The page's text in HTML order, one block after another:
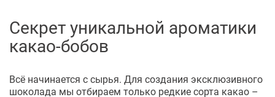
Секрет уникальной ароматики
какао-бобов
Всё начинается с сырья. Для создания эксклюзивного
шоколада мы отбираем только редкие сорта какао –